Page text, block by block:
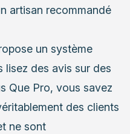
artisan recommandé
un système
lisez des avis sur des
Que Pro, vous savez
des clients
ne sont